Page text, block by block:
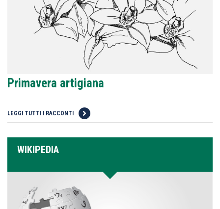
Primavera artigiana
LEGGI TUTTI I RACCONTI
WIKIPEDIA